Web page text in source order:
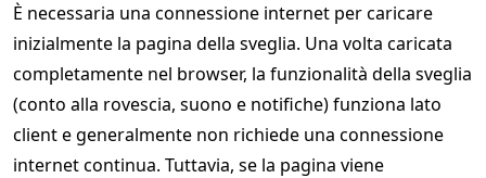
È necessaria una connessione internet per caricare
inizialmente la pagina della sveglia. Una volta caricata
completamente nel browser, la funzionalità della sveglia
(conto alla rovescia, suono e notifiche) funziona lato
client e generalmente non richiede una connessione
internet continua. Tuttavia, se la pagina viene